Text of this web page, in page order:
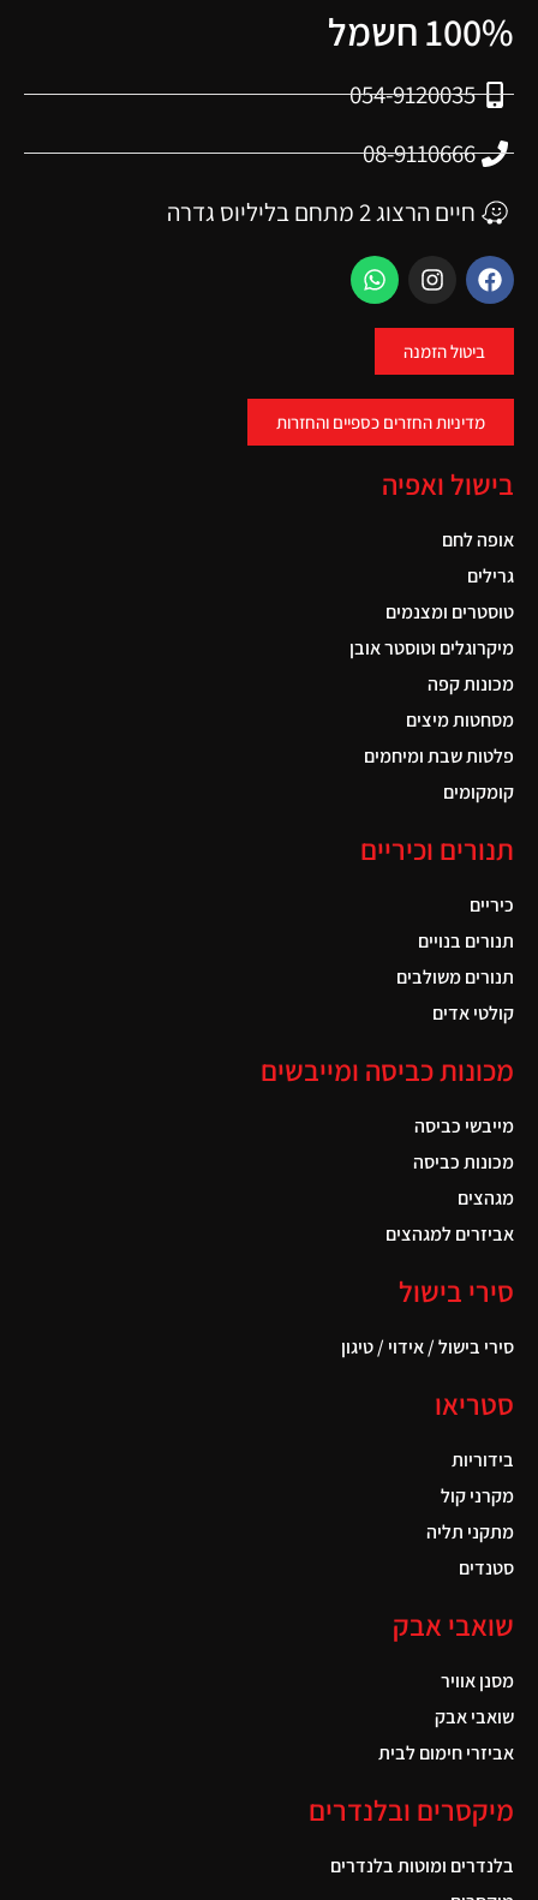
100% חשמל
054-9120035
08-9110666
חיים הרצוג 2 מתחם בליליוס גדרה
ביטול הזמנה
מדיניות החזרים כספיים והחזרות
בישול ואפיה
אופה לחם
גרילים
טוסטרים ומצנמים
מיקרוגלים וטוסטר אובן
מכונות קפה
מסחטות מיצים
פלטות שבת ומיחמים
קומקומים
תנורים וכיריים
כיריים
תנורים בנויים
תנורים משולבים
קולטי אדים
מכונות כביסה ומייבשים
מייבשי כביסה
מכונות כביסה
מגהצים
אביזרים למגהצים
סירי בישול
סירי בישול / אידוי / טיגון
סטריאו
בידוריות
מקרני קול
מתקני תליה
סטנדים
שואבי אבק
מסנן אוויר
שואבי אבק
אביזרי חימום לבית
מיקסרים ובלנדרים
בלנדרים ומוטות בלנדרים